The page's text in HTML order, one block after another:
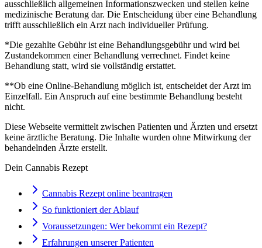
ausschließlich allgemeinen Informationszwecken und stellen keine
medizinische Beratung dar. Die Entscheidung über eine Behandlung
trifft ausschließlich ein Arzt nach individueller Prüfung.
*Die gezahlte Gebühr ist eine Behandlungsgebühr und wird bei
Zustandekommen einer Behandlung verrechnet. Findet keine
Behandlung statt, wird sie vollständig erstattet.
**Ob eine Online-Behandlung möglich ist, entscheidet der Arzt im
Einzelfall. Ein Anspruch auf eine bestimmte Behandlung besteht
nicht.
Diese Webseite vermittelt zwischen Patienten und Ärzten und ersetzt
keine ärztliche Beratung. Die Inhalte wurden ohne Mitwirkung der
behandelnden Ärzte erstellt.
Dein Cannabis Rezept
Cannabis Rezept online beantragen
So funktioniert der Ablauf
Voraussetzungen: Wer bekommt ein Rezept?
Erfahrungen unserer Patienten